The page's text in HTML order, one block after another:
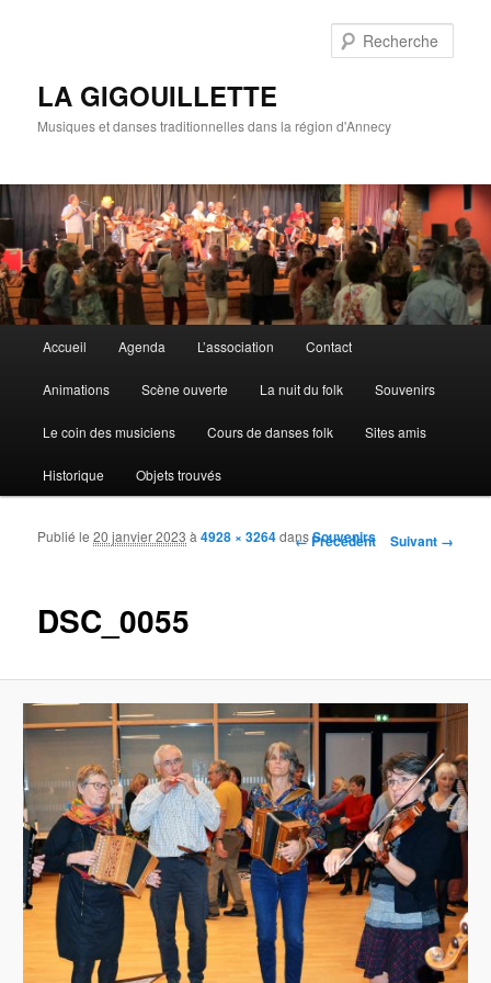
LA GIGOUILLETTE
Musiques et danses traditionnelles dans la région d'Annecy
Aller au contenu principal
Aller au contenu secondaire
Accueil Agenda L’association Contact
Animations Scène ouverte La nuit du folk Souvenirs
Le coin des musiciens Cours de danses folk Sites amis
Historique Objets trouvés
Navigation des images
← Précédent Suivant →
DSC_0055
Publié le20 janvier 2023 à4928 × 3264dansSouvenirs